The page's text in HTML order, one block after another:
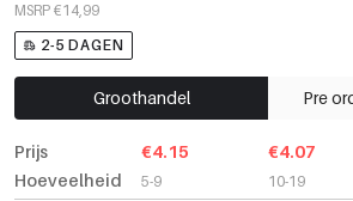
MSRP €14,99
2-5 DAGEN
Groothandel Pre
Prijs
Hoeveelheid
€4.15
5-9
€4.07
10-19